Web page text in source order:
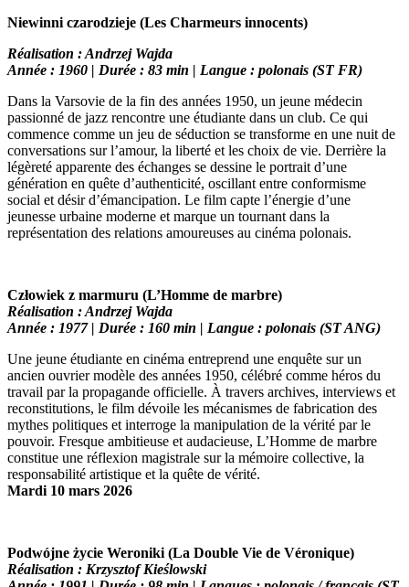
Niewinni czarodzieje (Les Charmeurs innocents)
Réalisation : Andrzej Wajda
Année : 1960 | Durée : 83 min | Langue : polonais (ST FR)
Dans la Varsovie de la fin des années 1950, un jeune médecin
passionné de jazz rencontre une étudiante dans un club. Ce qui
commence comme un jeu de séduction se transforme en une nuit de
conversations sur l’amour, la liberté et les choix de vie. Derrière la
légèreté apparente des échanges se dessine le portrait d’une
génération en quête d’authenticité, oscillant entre conformisme
social et désir d’émancipation. Le film capte l’énergie d’une
jeunesse urbaine moderne et marque un tournant dans la
représentation des relations amoureuses au cinéma polonais.
Człowiek z marmuru (L’Homme de marbre)
Réalisation : Andrzej Wajda
Année : 1977 | Durée : 160 min | Langue : polonais (ST ANG)
Une jeune étudiante en cinéma entreprend une enquête sur un
ancien ouvrier modèle des années 1950, célébré comme héros du
travail par la propagande officielle. À travers archives, interviews et
reconstitutions, le film dévoile les mécanismes de fabrication des
mythes politiques et interroge la manipulation de la vérité par le
pouvoir. Fresque ambitieuse et audacieuse, L’Homme de marbre
constitue une réflexion magistrale sur la mémoire collective, la
responsabilité artistique et la quête de vérité.
Mardi 10 mars 2026
Podwójne życie Weroniki (La Double Vie de Véronique)
Réalisation : Krzysztof Kieślowski